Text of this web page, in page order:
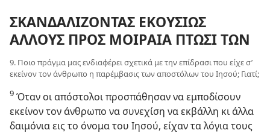
ΣΚΑΝΔΑΛΙΖΟΝΤΑΣ ΕΚΟΥΣΙΩΣ
ΑΛΛΟΥΣ ΠΡΟΣ ΜΟΙΡΑΙΑ ΠΤΩΣΙ ΤΩΝ
9. Ποιο πράγμα μας ενδιαφέρει σχετικά με την επίδρασι που είχε σ’
εκείνον τον άνθρωπο η παρέμβασις των αποστόλων του Ιησού; Γιατί;
9 Όταν οι απόστολοι προσπάθησαν να εμποδίσουν
εκείνον τον άνθρωπο να συνεχίση να εκβάλλη κι άλλα
δαιμόνια εις το όνομα του Ιησού, είχαν τα λόγια τους